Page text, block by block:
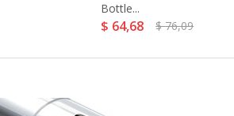
Bottle...
$ 64,68 $ 76,09